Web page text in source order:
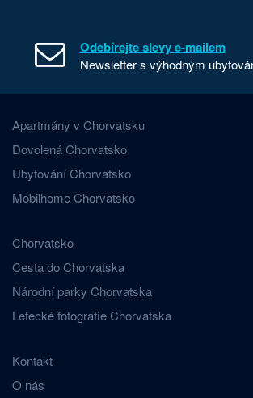
Odebírejte slevy e-mailem
Newsletter s výhodným
Apartmány v Chorvatsku
Dovolená Chorvatsko
Ubytování Chorvatsko
Mobilhome Chorvatsko
Chorvatsko
Cesta do Chorvatska
Národní parky Chorvatska
Letecké fotografie Chorvatska
Kontakt
O nás